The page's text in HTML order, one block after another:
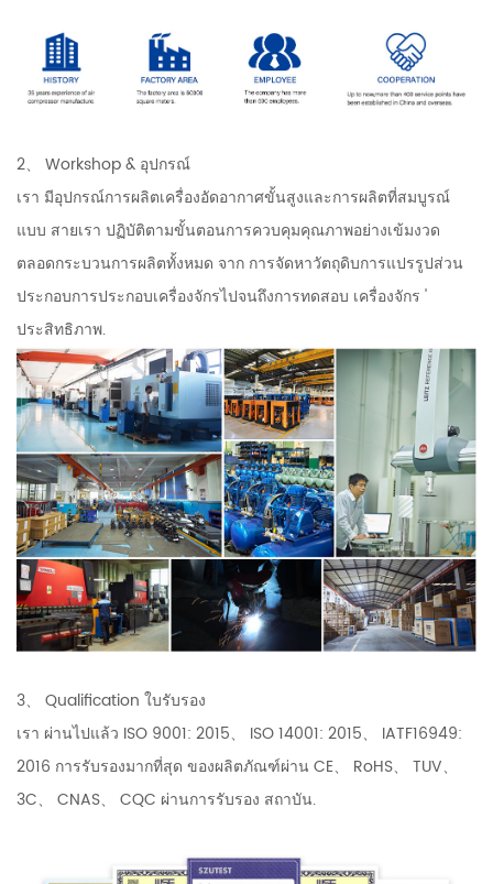
2、 Workshop & อุปกรณ์
เรา มีอุปกรณ์การผลิตเครื่องอัดอากาศขั้นสูงและการผลิตที่สมบูรณ์
แบบ สายเรา ปฏิบัติตามขั้นตอนการควบคุมคุณภาพอย่างเข้มงวด
ตลอดกระบวนการผลิตทั้งหมด จาก การจัดหาวัตถุดิบการแปรรูปส่วน
ประกอบการประกอบเครื่องจักรไปจนถึงการทดสอบ เครื่องจักร '
ประสิทธิภาพ.
3、 Qualification ใบรับรอง
เรา ผ่านไปแล้ว ISO 9001: 2015、 ISO 14001: 2015、 IATF16949:
2016 การรับรองมากที่สุด ของผลิตภัณฑ์ผ่าน CE、 RoHS、 TUV、
3C、 CNAS、 CQC ผ่านการรับรอง สถาบัน.